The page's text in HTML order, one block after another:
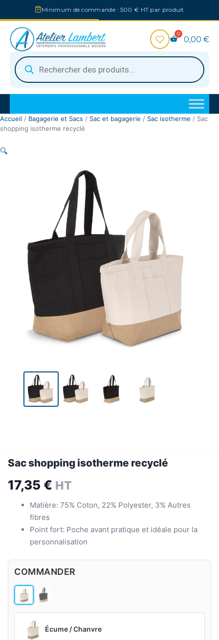
au
contenu
Minimum de commande : 500 € HT par produit
Recherche
de
produits
0,00 €
Accueil / Bagagerie et Sacs / Sac et bagagerie / Sac isotherme / Sac
shopping isotherme recyclé
🔍
Sac shopping isotherme recyclé
17,35 € HT
Matière: 75% Coton, 22% Polyester, 3% Autres
fibres
Point fort: Poche avant pratique et idéale pour la
personnalisation
COMMANDER
Écume / Chanvre